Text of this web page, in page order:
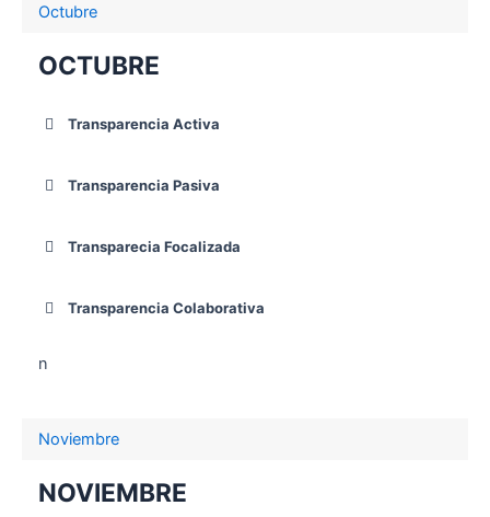
Octubre
OCTUBRE
Transparencia Activa
Transparencia Pasiva
Transparecia Focalizada
Transparencia Colaborativa
n
Noviembre
NOVIEMBRE